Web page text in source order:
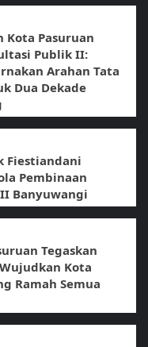
Kota Pasuruan
Publik II:
Arahan Tata
Dua Dekade
Fiestiandani
Pembinaan
Banyuwangi
Tegaskan
Kota
Ramah Semua